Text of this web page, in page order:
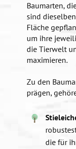
Baumarten,
sind
Fläche
um ihre
die Tierwelt
maximieren.
Zu den
prägen,
die für